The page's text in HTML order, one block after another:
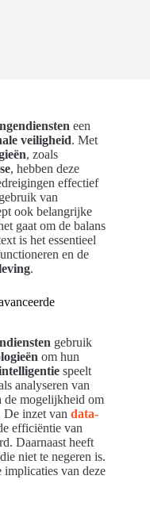
een
veiligheid. Met
, zoals
, hebben deze
effectief
van
ook belangrijke
gaat om de balans
is het essentieel
en de
.
gebruik
om hun
speelt
analyseren van
de mogelijkheid om
De inzet van data-
efficiëntie van
Daarnaast heeft
niet te negeren is.
implicaties van deze